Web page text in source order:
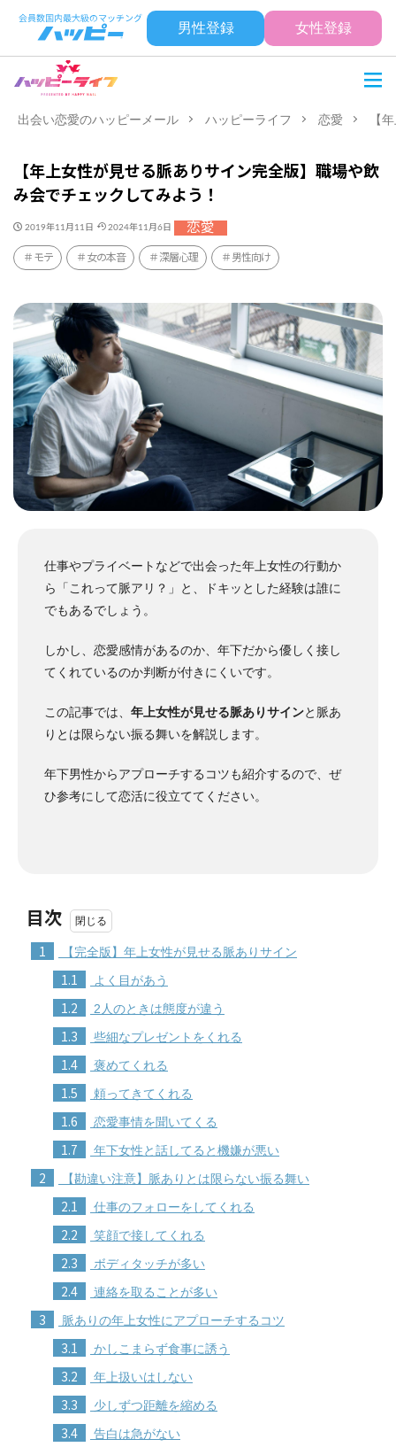
男性登録 女性登録
出会い恋愛のハッピーメール ハッピーライフ 恋愛 【
【年上女性が見せる脈ありサイン完全版】職場や飲
み会でチェックしてみよう！
2019年11月11日 2024年11月6日 恋愛
モテ 女の本音 深層心理 男性向け
仕事やプライベートなどで出会った年上女性の行動か
ら「これって脈アリ？」と、ドキッとした経験は誰に
でもあるでしょう。
しかし、恋愛感情があるのか、年下だから優しく接し
てくれているのか判断が付きにくいです。
この記事では、 年上女性が見せる脈ありサインと脈あ
りとは限らない振る舞いを解説します。
年下男性からアプローチするコツも紹介するので、ぜ
ひ参考にして恋活に役立ててください。
目次
1 【完全版】年上女性が見せる脈ありサイン
1.1 よく目があう
1.2 2人のときは態度が違う
1.3 些細なプレゼントをくれる
1.4 褒めてくれる
1.5 頼ってきてくれる
1.6 恋愛事情を聞いてくる
1.7 年下女性と話してると機嫌が悪い
2 【勘違い注意】脈ありとは限らない振る舞い
2.1 仕事のフォローをしてくれる
2.2 笑顔で接してくれる
2.3 ボディタッチが多い
2.4 連絡を取ることが多い
3 脈ありの年上女性にアプローチするコツ
3.1 かしこまらず食事に誘う
3.2 年上扱いはしない
3.3 少しずつ距離を縮める
3.4 告白は急がない